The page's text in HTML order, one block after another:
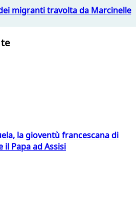
migranti travolta da Marcinelle
la gioventù francescana di
Papa ad Assisi